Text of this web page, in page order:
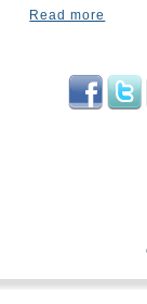
Read more